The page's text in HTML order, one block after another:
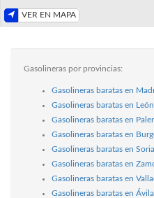
VER EN MAPA
Gasolineras por provincias:
Gasolineras baratas en
Gasolineras baratas en León
Gasolineras baratas en
Gasolineras baratas en
Gasolineras baratas en Soria
Gasolineras baratas en
Gasolineras baratas en
Gasolineras baratas en Ávila